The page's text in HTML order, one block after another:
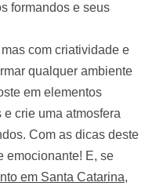
formandos e seus
com criatividade e
qualquer ambiente
em elementos
crie uma atmosfera
Com as dicas deste
emocionante! E, se
em Santa Catarina,